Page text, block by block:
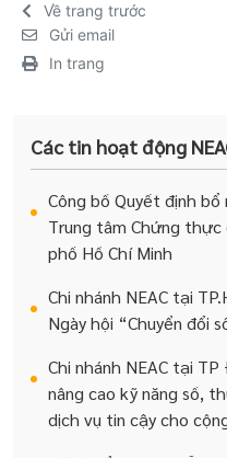
Về trang trước
Gửi email
In trang
Các tin hoạt động
Công bố Quyết định
Trung tâm Chứng
phố Hồ Chí Minh
Chi nhánh NEAC tại
Ngày hội “Chuyển đổi
Chi nhánh NEAC tại
nâng cao kỹ năng số,
dịch vụ tin cậy cho